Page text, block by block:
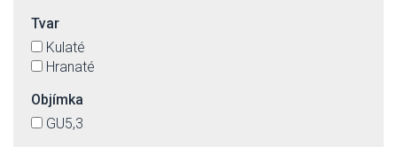
Tvar
Kulaté
Hranaté
Objímka
GU5,3